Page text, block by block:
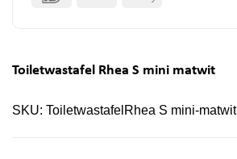
Toiletwastafel Rhea S mini matwit
SKU: ToiletwastafelRhea S mini-matwit